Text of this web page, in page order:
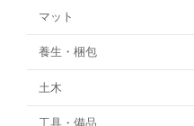
マット
養生・梱包
土木
工具・備品